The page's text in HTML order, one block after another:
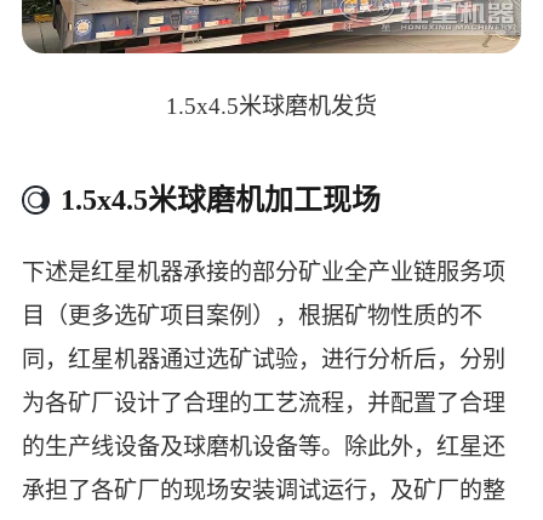
1.5x4.5米球磨机发货
1.5x4.5米球磨机加工现场
下述是红星机器承接的部分矿业全产业链服务项
目（更多选矿项目案例），根据矿物性质的不
同，红星机器通过选矿试验，进行分析后，分别
为各矿厂设计了合理的工艺流程，并配置了合理
的生产线设备及球磨机设备等。除此外，红星还
承担了各矿厂的现场安装调试运行，及矿厂的整